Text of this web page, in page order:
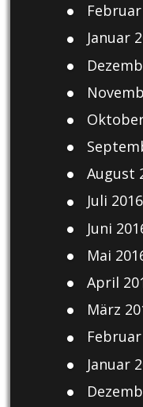
Januar
August
Juli 2016
Juni
Mai
April
März
Januar